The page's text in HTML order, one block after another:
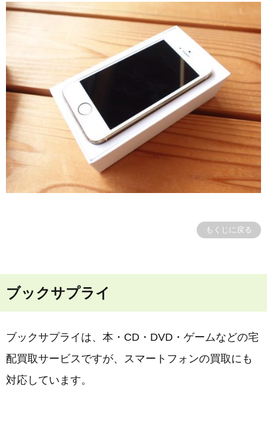
もくじに戻る
ブックサプライ
ブックサプライは、本・CD・DVD・ゲームなどの宅
配買取サービスですが、スマートフォンの買取にも
対応しています。